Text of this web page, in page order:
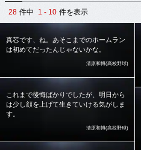
28 件中 1 - 10 件を表示
真芯です、ね。あそこまでのホームラン
は初めてだったんじゃないかな。
清原和博(高校野球)
これまで後悔ばかりでしたが、明日から
は少し顔を上げて生きていける気がしま
す。
清原和博(高校野球)